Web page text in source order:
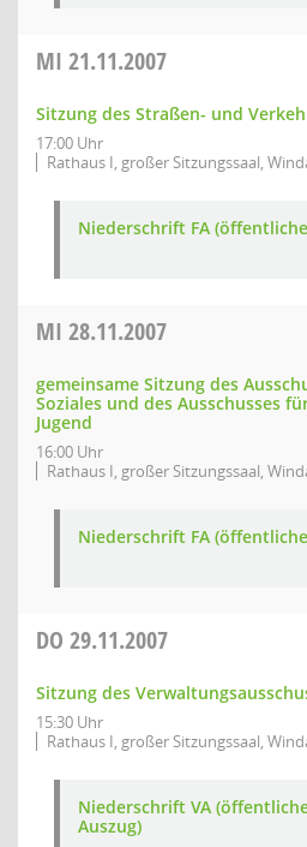
MI 21.11.2007
Sitzung des Straßen- und
17:00 Uhr
Rathaus I, großer Sitzungssaal,
Niederschrift FA
MI 28.11.2007
gemeinsame Sitzung des
Soziales und des Ausschusses
Jugend
16:00 Uhr
Rathaus I, großer Sitzungssaal,
Niederschrift FA
DO 29.11.2007
Sitzung des
15:30 Uhr
Rathaus I, großer Sitzungssaal,
Niederschrift VA
Auszug)